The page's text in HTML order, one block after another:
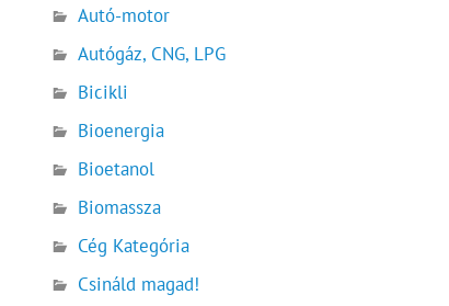
Autó-motor
Autógáz, CNG, LPG
Bicikli
Bioenergia
Bioetanol
Biomassza
Cég Kategória
Csináld magad!